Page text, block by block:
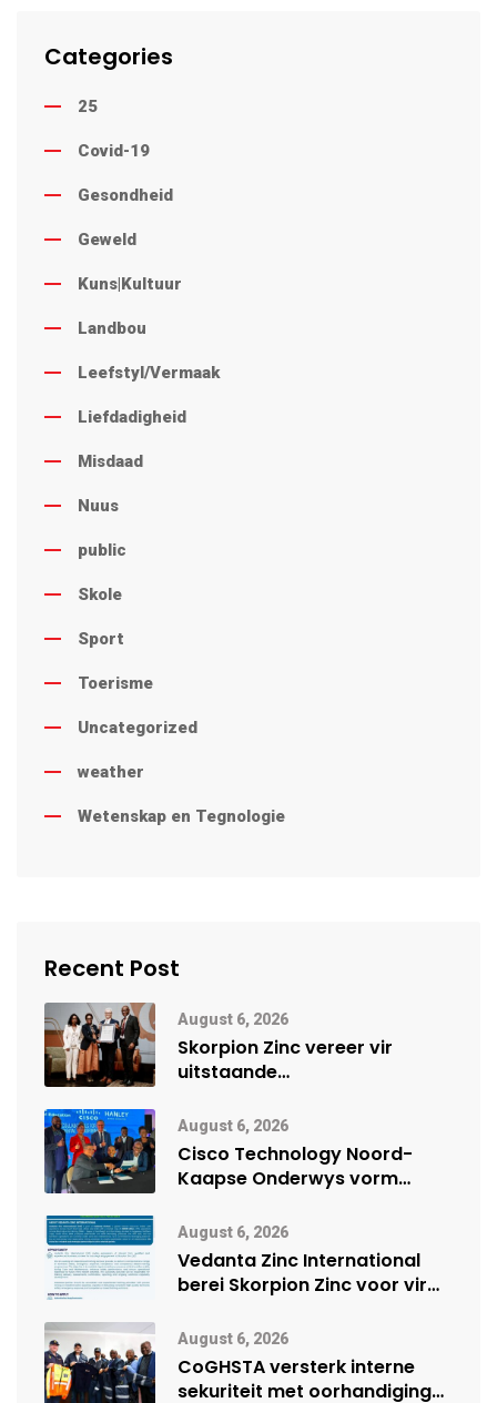
Categories
25
Covid-19
Gesondheid
Geweld
Kuns|Kultuur
Landbou
Leefstyl/Vermaak
Liefdadigheid
Misdaad
Nuus
public
Skole
Sport
Toerisme
Uncategorized
weather
Wetenskap en Tegnologie
Recent Post
August 6, 2026
Skorpion Zinc vereer vir
uitstaande
Namibië Mynbou Ekspo
August 6, 2026
Cisco Technology Noord-
Kaapse Onderwys vorm
vennootskap
August 6, 2026
Vedanta Zinc International
berei Skorpion Zinc voor vir
August 6, 2026
CoGHSTA versterk interne
sekuriteit met oorhandiging